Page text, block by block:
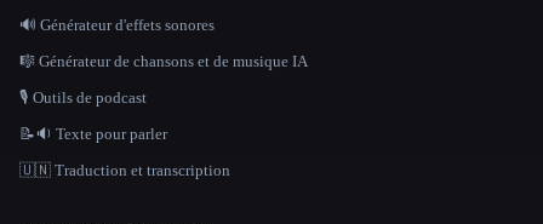
🔊 Générateur d'effets sonores
🎼 Générateur de chansons et de musique IA
🎙️ Outils de podcast
📝🔉 Texte pour parler
🇺🇳 Traduction et transcription